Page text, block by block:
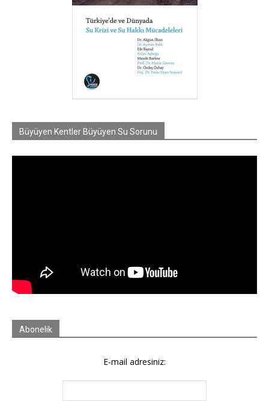
Büyüyen Kentler Büyüyen Su Sorunu
Abonelik
E-mail adresiniz: